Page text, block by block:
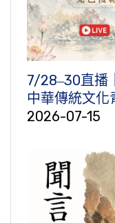
7/28‒30直播
中華傳統文化
2026-07-15